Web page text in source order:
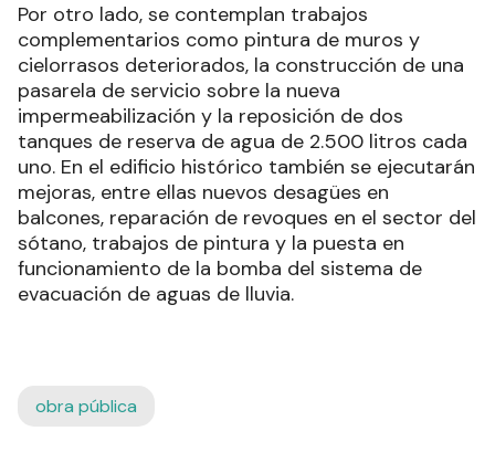
Por otro lado, se contemplan trabajos
complementarios como pintura de muros y
cielorrasos deteriorados, la construcción de una
pasarela de servicio sobre la nueva
impermeabilización y la reposición de dos
tanques de reserva de agua de 2.500 litros cada
uno. En el edificio histórico también se ejecutarán
mejoras, entre ellas nuevos desagües en
balcones, reparación de revoques en el sector del
sótano, trabajos de pintura y la puesta en
funcionamiento de la bomba del sistema de
evacuación de aguas de lluvia.
obra pública